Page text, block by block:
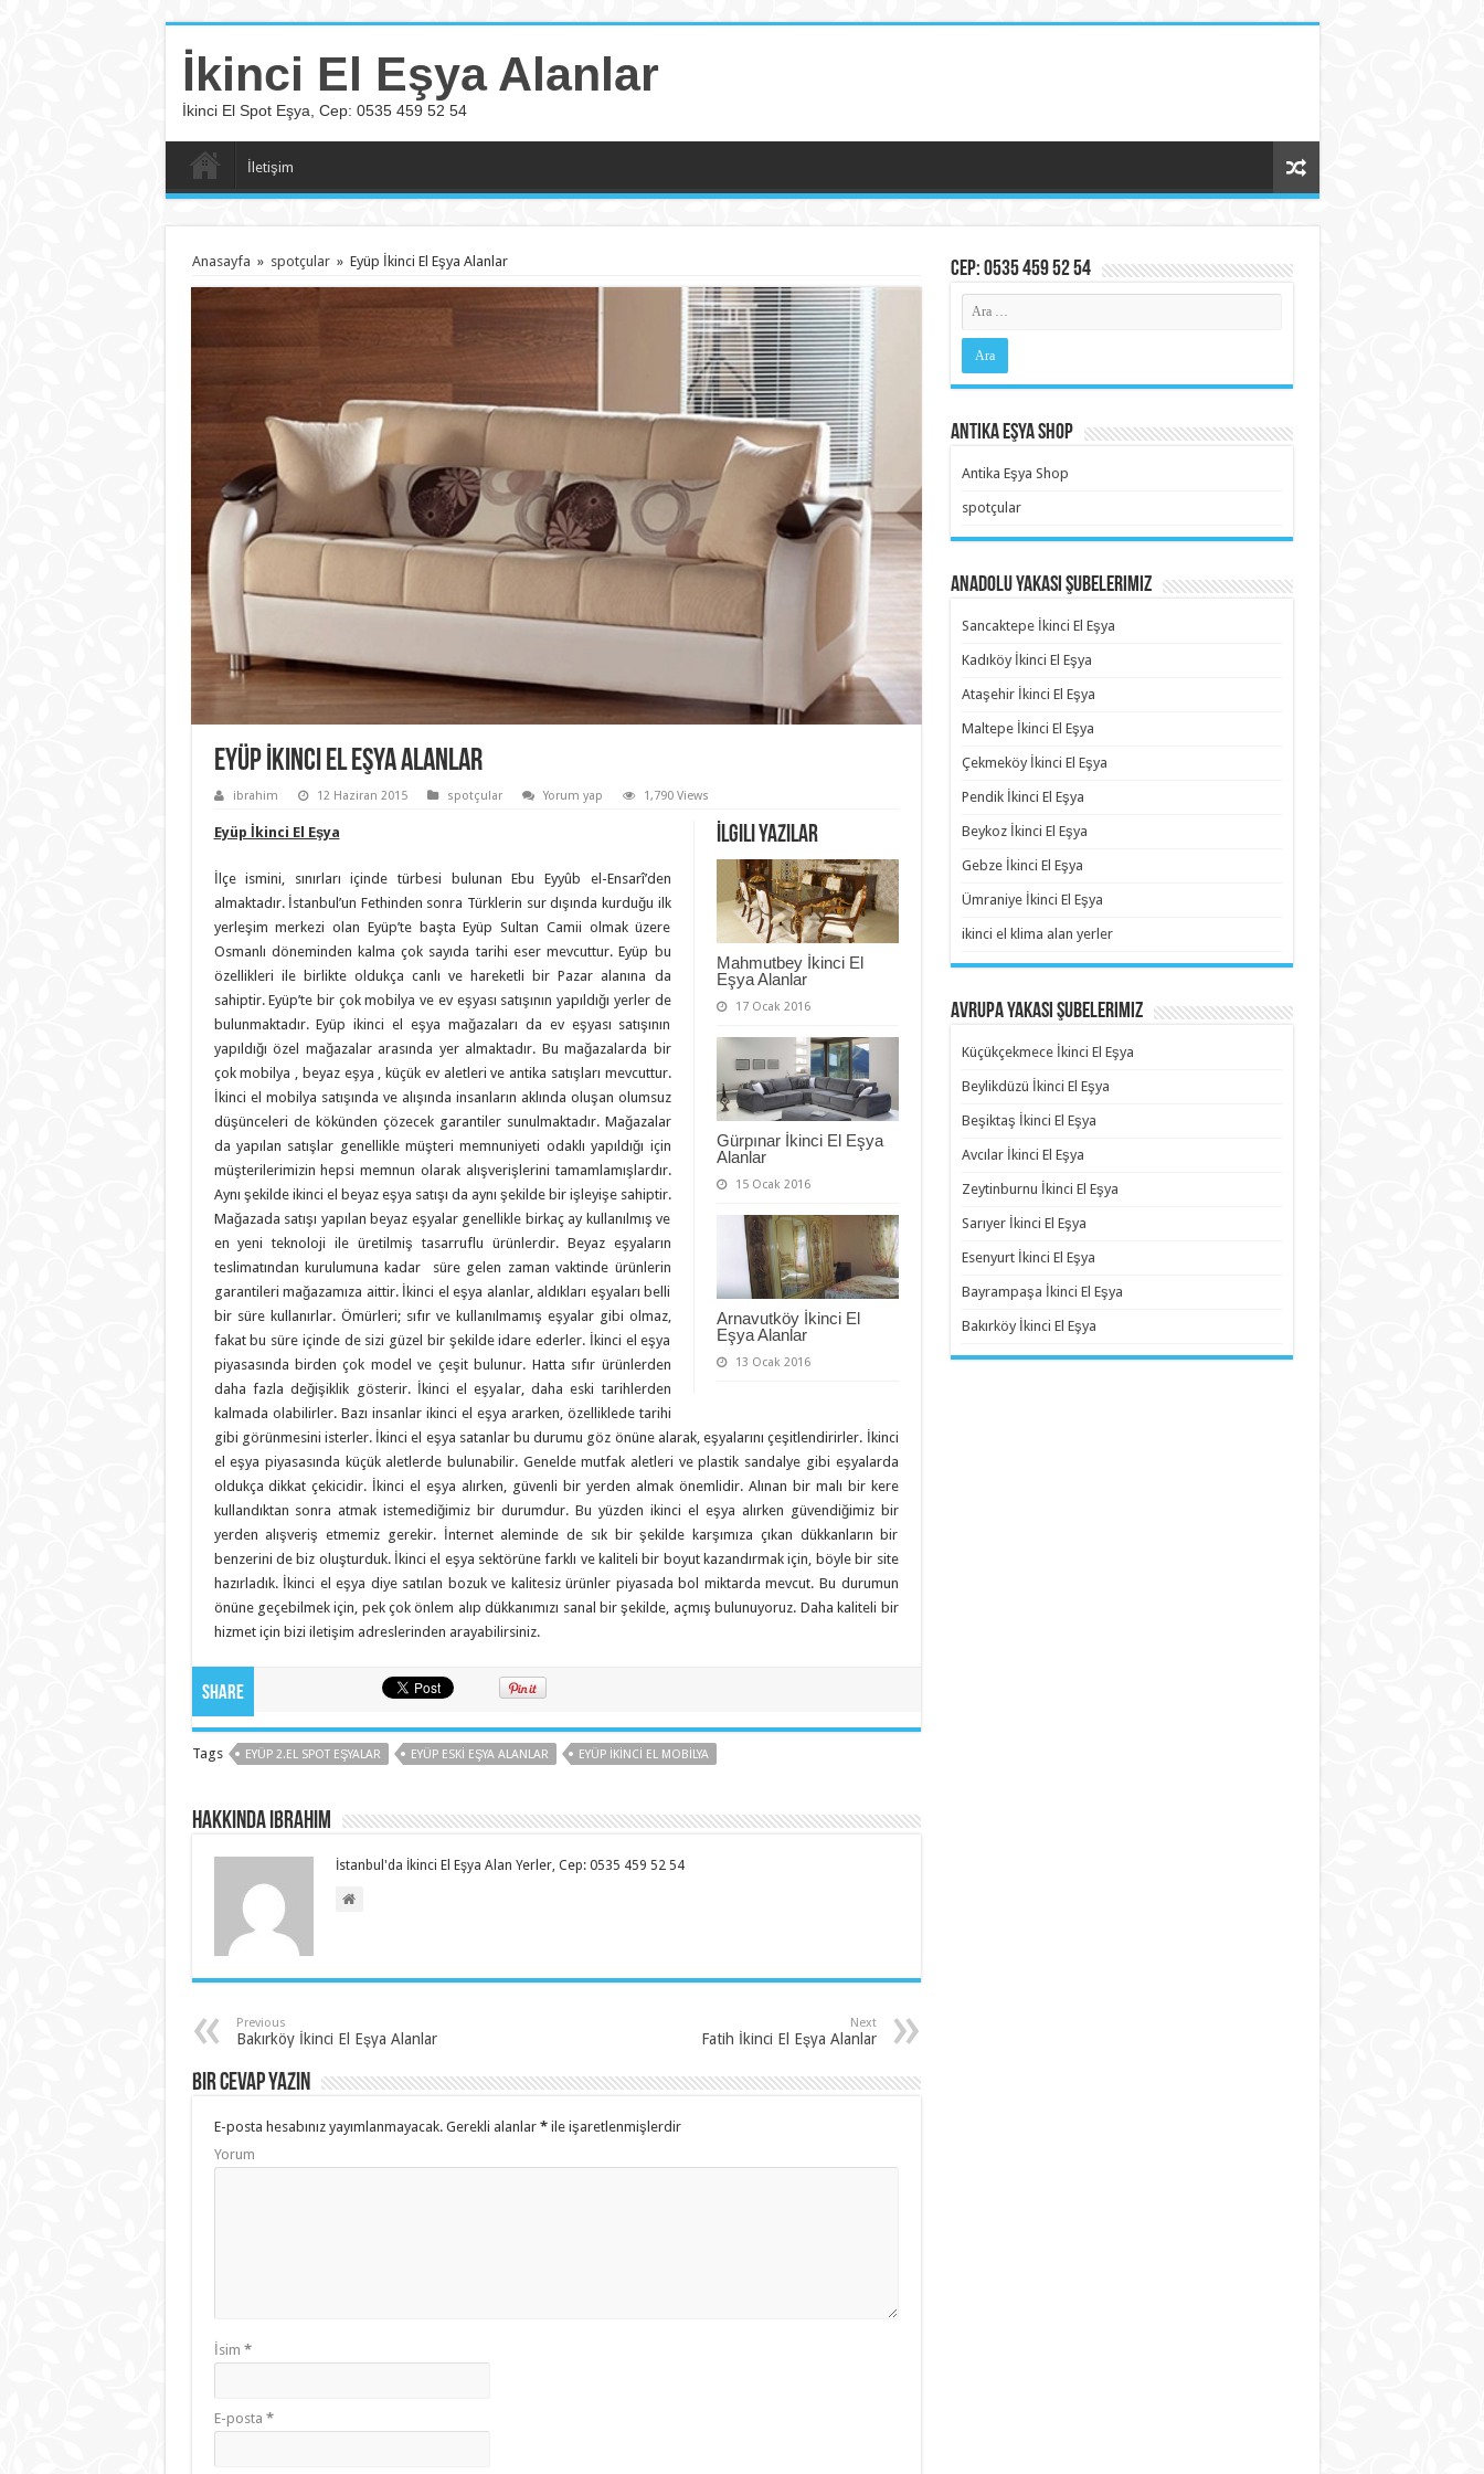
İkinci El Eşya Alanlar
İkinci El Spot Eşya, Cep: 0535 459 52 54
İletişim
Anasayfa » spotçular » Eyüp İkinci El Eşya Alanlar
Eyüp İkinci El Eşya Alanlar
ibrahim 12 Haziran 2015 spotçular Yorum yap 1,790 Views
İlgili Yazılar
Mahmutbey İkinci El
Eşya Alanlar
17 Ocak 2016
Gürpınar İkinci El Eşya
Alanlar
15 Ocak 2016
Arnavutköy İkinci El
Eşya Alanlar
13 Ocak 2016
Eyüp İkinci El Eşya
İlçe ismini, sınırları içinde türbesi bulunan Ebu Eyyûb el-Ensarî’den
almaktadır. İstanbul’un Fethinden sonra Türklerin sur dışında kurduğu ilk
yerleşim merkezi olan Eyüp’te başta Eyüp Sultan Camii olmak üzere
Osmanlı döneminden kalma çok sayıda tarihi eser mevcuttur. Eyüp bu
özellikleri ile birlikte oldukça canlı ve hareketli bir Pazar alanına da
sahiptir. Eyüp’te bir çok mobilya ve ev eşyası satışının yapıldığı yerler de
bulunmaktadır. Eyüp ikinci el eşya mağazaları da ev eşyası satışının
yapıldığı özel mağazalar arasında yer almaktadır. Bu mağazalarda bir
çok mobilya , beyaz eşya , küçük ev aletleri ve antika satışları mevcuttur.
İkinci el mobilya satışında ve alışında insanların aklında oluşan olumsuz
düşünceleri de kökünden çözecek garantiler sunulmaktadır. Mağazalar
da yapılan satışlar genellikle müşteri memnuniyeti odaklı yapıldığı için
müşterilerimizin hepsi memnun olarak alışverişlerini tamamlamışlardır.
Aynı şekilde ikinci el beyaz eşya satışı da aynı şekilde bir işleyişe sahiptir.
Mağazada satışı yapılan beyaz eşyalar genellikle birkaç ay kullanılmış ve
en yeni teknoloji ile üretilmiş tasarruflu ürünlerdir. Beyaz eşyaların
teslimatından kurulumuna kadar süre gelen zaman vaktinde ürünlerin
garantileri mağazamıza aittir. İkinci el eşya alanlar, aldıkları eşyaları belli
bir süre kullanırlar. Ömürleri; sıfır ve kullanılmamış eşyalar gibi olmaz,
fakat bu süre içinde de sizi güzel bir şekilde idare ederler. İkinci el eşya
piyasasında birden çok model ve çeşit bulunur. Hatta sıfır ürünlerden
daha fazla değişiklik gösterir. İkinci el eşyalar, daha eski tarihlerden
kalmada olabilirler. Bazı insanlar ikinci el eşya ararken, özelliklede tarihi
gibi görünmesini isterler. İkinci el eşya satanlar bu durumu göz önüne alarak, eşyalarını çeşitlendirirler. İkinci
el eşya piyasasında küçük aletlerde bulunabilir. Genelde mutfak aletleri ve plastik sandalye gibi eşyalarda
oldukça dikkat çekicidir. İkinci el eşya alırken, güvenli bir yerden almak önemlidir. Alınan bir malı bir kere
kullandıktan sonra atmak istemediğimiz bir durumdur. Bu yüzden ikinci el eşya alırken güvendiğimiz bir
yerden alışveriş etmemiz gerekir. İnternet aleminde de sık bir şekilde karşımıza çıkan dükkanların bir
benzerini de biz oluşturduk. İkinci el eşya sektörüne farklı ve kaliteli bir boyut kazandırmak için, böyle bir site
hazırladık. İkinci el eşya diye satılan bozuk ve kalitesiz ürünler piyasada bol miktarda mevcut. Bu durumun
önüne geçebilmek için, pek çok önlem alıp dükkanımızı sanal bir şekilde, açmış bulunuyoruz. Daha kaliteli bir
hizmet için bizi iletişim adreslerinden arayabilirsiniz.
Share
Tags EYÜP 2.EL SPOT EŞYALAR EYÜP ESKI EŞYA ALANLAR EYÜP İKINCI EL MOBILYA
Hakkında ibrahim
İstanbul'da İkinci El Eşya Alan Yerler, Cep: 0535 459 52 54
Previous
Bakırköy İkinci El Eşya Alanlar
Next
Fatih İkinci El Eşya Alanlar
Bir cevap yazın
E-posta hesabınız yayımlanmayacak.Gerekli alanlar *ile işaretlenmişlerdir
Yorum
İsim *
E-posta *
Cep: 0535 459 52 54
Antika Eşya Shop
Antika Eşya Shop
spotçular
Anadolu Yakası Şubelerimiz
Sancaktepe İkinci El Eşya
Kadıköy İkinci El Eşya
Ataşehir İkinci El Eşya
Maltepe İkinci El Eşya
Çekmeköy İkinci El Eşya
Pendik İkinci El Eşya
Beykoz İkinci El Eşya
Gebze İkinci El Eşya
Ümraniye İkinci El Eşya
ikinci el klima alan yerler
Avrupa Yakası Şubelerimiz
Küçükçekmece İkinci El Eşya
Beylikdüzü İkinci El Eşya
Beşiktaş İkinci El Eşya
Avcılar İkinci El Eşya
Zeytinburnu İkinci El Eşya
Sarıyer İkinci El Eşya
Esenyurt İkinci El Eşya
Bayrampaşa İkinci El Eşya
Bakırköy İkinci El Eşya